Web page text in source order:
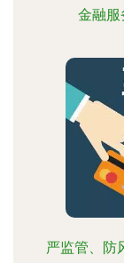
金融服
严监管、防